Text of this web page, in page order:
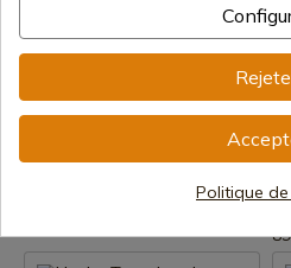
Voir le produit
Njord
Grande hache viking BERNT
Expédition sous 7 à 15 jours
Politique